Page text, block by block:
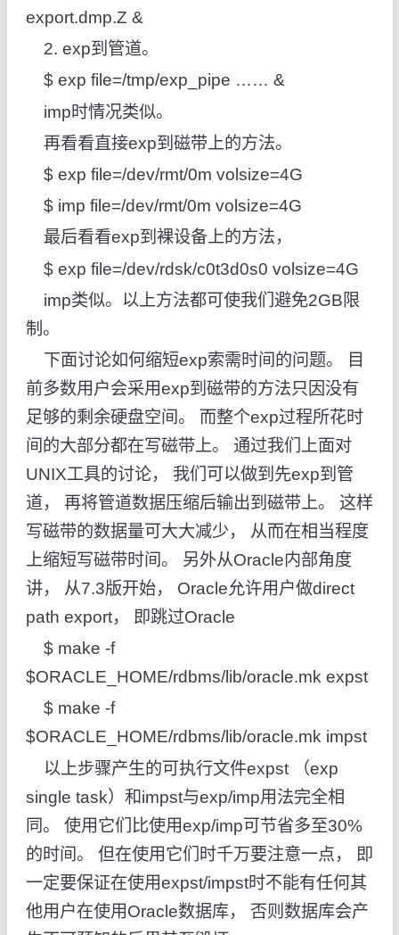
export.dmp.Z &
2. exp到管道。
$ exp file=/tmp/exp_pipe …… &
imp时情况类似。
再看看直接exp到磁带上的方法。
$ exp file=/dev/rmt/0m volsize=4G
$ imp file=/dev/rmt/0m volsize=4G
最后看看exp到裸设备上的方法，
$ exp file=/dev/rdsk/c0t3d0s0 volsize=4G
imp类似。以上方法都可使我们避免2GB限
制。
下面讨论如何缩短exp索需时间的问题。 目
前多数用户会采用exp到磁带的方法只因没有
足够的剩余硬盘空间。 而整个exp过程所花时
间的大部分都在写磁带上。 通过我们上面对
UNIX工具的讨论， 我们可以做到先exp到管
道， 再将管道数据压缩后输出到磁带上。 这样
写磁带的数据量可大大减少， 从而在相当程度
上缩短写磁带时间。 另外从Oracle内部角度
讲， 从7.3版开始， Oracle允许用户做direct
path export， 即跳过Oracle
$ make -f
$ORACLE_HOME/rdbms/lib/oracle.mk expst
$ make -f
$ORACLE_HOME/rdbms/lib/oracle.mk impst
以上步骤产生的可执行文件expst （exp
single task）和impst与exp/imp用法完全相
同。 使用它们比使用exp/imp可节省多至30%
的时间。 但在使用它们时千万要注意一点， 即
一定要保证在使用expst/impst时不能有任何其
他用户在使用Oracle数据库， 否则数据库会产